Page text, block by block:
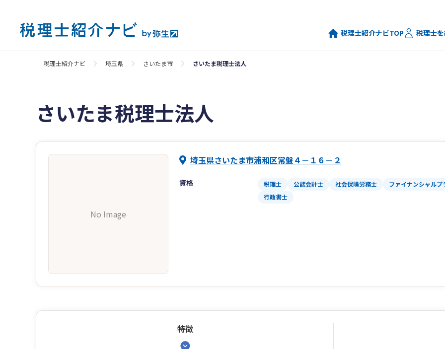
税理士紹介ナビTOP 税理士
税理士紹介ナビ 埼玉県 さいたま市 さいたま税理士法人
さいたま税理士法人
No Image
埼玉県さいたま市浦和区常盤４－１６－２
資格 税理士 公認会計士 社会保険労務士
ファイナンシャルプ
行政書士
特徴